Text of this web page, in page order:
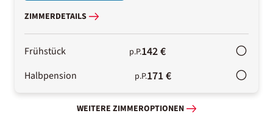
ZIMMERDETAILS
Frühstück p.P.142 €
Halbpension p.P.171 €
WEITERE ZIMMEROPTIONEN